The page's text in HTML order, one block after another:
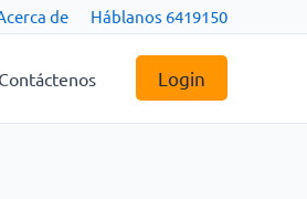
de Háblanos 6419150
Contáctenos Login